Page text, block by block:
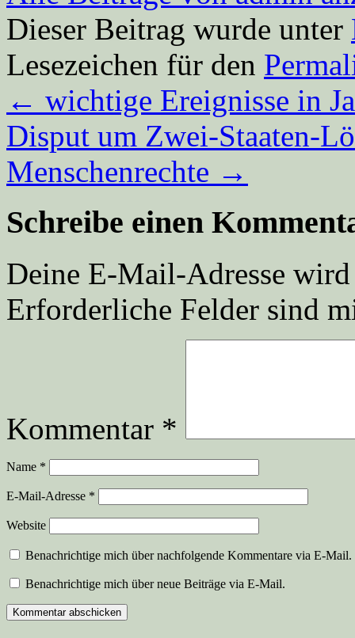
Dieser Beitrag wurde unter
Lesezeichen für den
← wichtige Ereignisse in
Disput um Zwei-Staaten-
Menschenrechte →
Schreibe einen
Deine E-Mail-Adresse
Erforderliche Felder sind
Kommentar *
Name *
E-Mail-Adresse *
Website
Benachrichtige mich über nachfolgende Kommentare via E-Mail.
Benachrichtige mich über neue Beiträge via E-Mail.